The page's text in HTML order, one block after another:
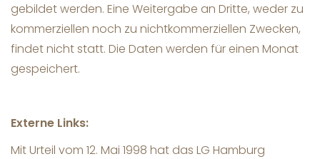
gebildet werden. Eine Weitergabe an Dritte, weder zu
kommerziellen noch zu nichtkommerziellen Zwecken,
findet nicht statt. Die Daten werden für einen Monat
gespeichert.
Externe Links:
Mit Urteil vom 12. Mai 1998 hat das LG Hamburg